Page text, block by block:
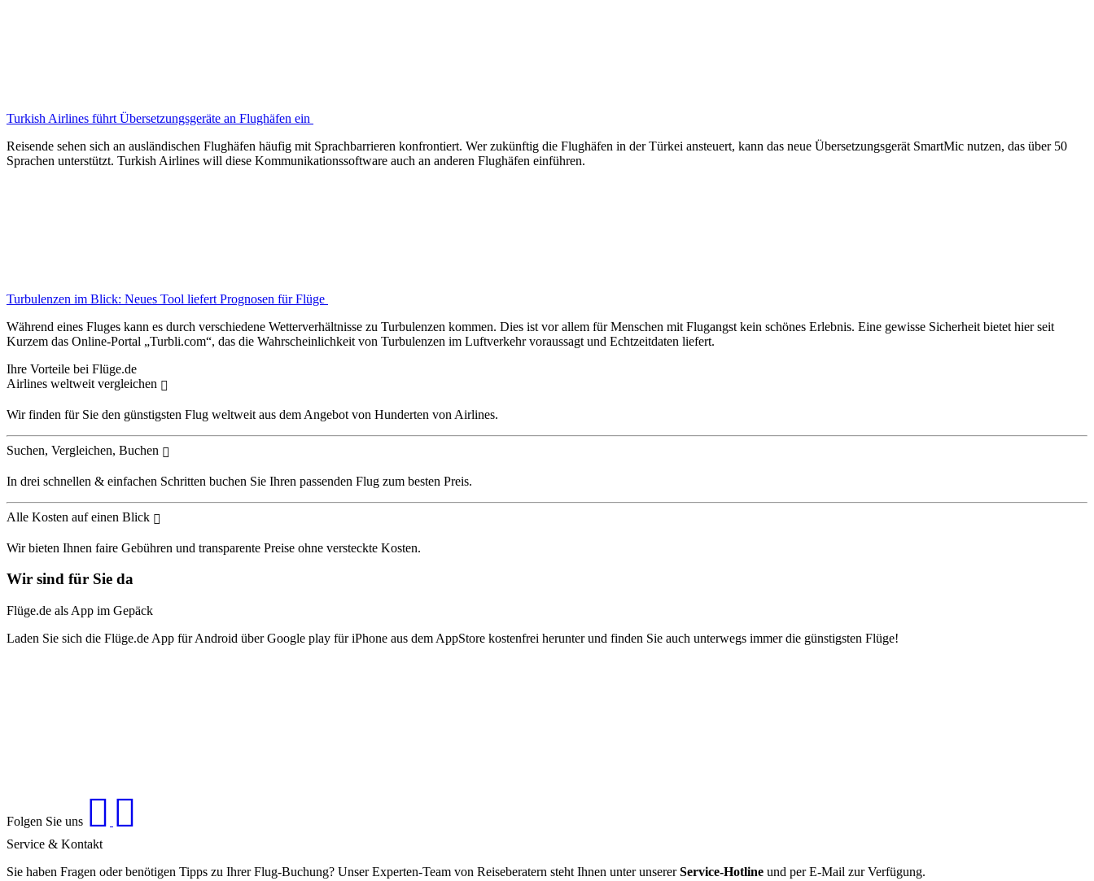
Turkish Airlines führt Übersetzungsgeräte an Flughäfen ein
Reisende sehen sich an ausländischen Flughäfen häufig mit Sprachbarrieren konfrontiert. Wer zukünftig die Flughäfen in der Türkei ansteuert, kann das neue Übersetzungsgerät SmartMic nutzen, das über 50
Sprachen unterstützt. Turkish Airlines will diese Kommunikationssoftware auch an anderen Flughäfen einführen.
Turbulenzen im Blick: Neues Tool liefert Prognosen für Flüge
Während eines Fluges kann es durch verschiedene Wetterverhältnisse zu Turbulenzen kommen. Dies ist vor allem für Menschen mit Flugangst kein schönes Erlebnis. Eine gewisse Sicherheit bietet hier seit
Kurzem das Online-Portal „Turbli.com“, das die Wahrscheinlichkeit von Turbulenzen im Luftverkehr voraussagt und Echtzeitdaten liefert.
Ihre Vorteile bei Flüge.de
Airlines weltweit vergleichen
Wir finden für Sie den günstigsten Flug weltweit aus dem Angebot von Hunderten von Airlines.
Suchen, Vergleichen, Buchen
In drei schnellen & einfachen Schritten buchen Sie Ihren passenden Flug zum besten Preis.
Alle Kosten auf einen Blick
Wir bieten Ihnen faire Gebühren und transparente Preise ohne versteckte Kosten.
Wir sind für Sie da
Flüge.de als App im Gepäck
Laden Sie sich die Flüge.de App für Android über Google play für iPhone aus dem AppStore kostenfrei herunter und finden Sie auch unterwegs immer die günstigsten Flüge!
Folgen Sie uns
Service & Kontakt
Sie haben Fragen oder benötigen Tipps zu Ihrer Flug-Buchung? Unser Experten-Team von Reiseberatern steht Ihnen unter unsererService-Hotline und per E-Mail zur Verfügung.